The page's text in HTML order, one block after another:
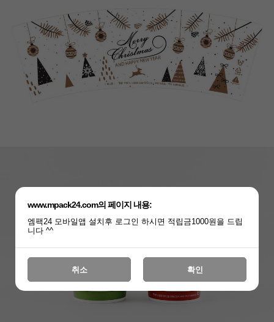
www.mpack24.com의 페이지 내용:
엠팩24 모바일앱 설치후 로그인 하시면 적립금1000원을 드립
니다 ^^
취소 확인